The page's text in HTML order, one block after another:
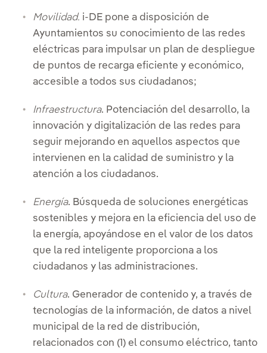
Movilidad. i-DE pone a disposición de
Ayuntamientos su conocimiento de las redes
eléctricas para impulsar un plan de despliegue
de puntos de recarga eficiente y económico,
accesible a todos sus ciudadanos;
Infraestructura. Potenciación del desarrollo, la
innovación y digitalización de las redes para
seguir mejorando en aquellos aspectos que
intervienen en la calidad de suministro y la
atención a los ciudadanos.
Energía. Búsqueda de soluciones energéticas
sostenibles y mejora en la eficiencia del uso de
la energía, apoyándose en el valor de los datos
que la red inteligente proporciona a los
ciudadanos y las administraciones.
Cultura. Generador de contenido y, a través de
tecnologías de la información, de datos a nivel
municipal de la red de distribución,
relacionados con (1) el consumo eléctrico, tanto